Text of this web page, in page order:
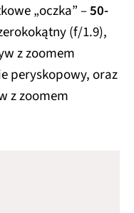
„oczka” –50-
(f/1.9),
z zoomem
peryskopowy, oraz
z zoomem